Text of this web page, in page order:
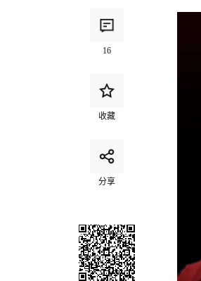
16
收藏
分享